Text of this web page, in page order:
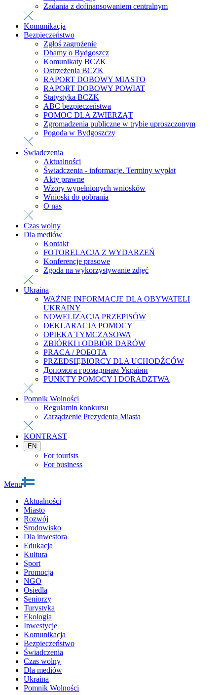
Zadania z dofinansowaniem centralnym
Komunikacja
Bezpieczeństwo
Zgłoś zagrożenie
Dbamy o Bydgoszcz
Komunikaty BCZK
Ostrzeżenia BCZK
RAPORT DOBOWY MIASTO
RAPORT DOBOWY POWIAT
Statystyka BCZK
ABC bezpieczeństwa
POMOC DLA ZWIERZĄT
Zgromadzenia publiczne w trybie uproszczonym
Pogoda w Bydgoszczy
Świadczenia
Aktualności
Świadczenia - informacje. Terminy wypłat
Akty prawne
Wzory wypełnionych wniosków
Wnioski do pobrania
O nas
Czas wolny
Dla mediów
Kontakt
FOTORELACJA Z WYDARZEŃ
Konferencje prasowe
Zgoda na wykorzystywanie zdjęć
Ukraina
WAŻNE INFORMACJE DLA OBYWATELI
UKRAINY
NOWELIZACJA PRZEPISÓW
DEKLARACJA POMOCY
OPIEKA TYMCZASOWA
ZBIÓRKI i ODBIÓR DARÓW
PRACA / РОБОТА
PRZEDSIĘBIORCY DLA UCHODŹCÓW
Допомога громадянам України
PUNKTY POMOCY I DORADZTWA
Pomnik Wolności
Regulamin konkursu
Zarządzenie Prezydenta Miasta
KONTRAST
EN
For tourists
For business
Menu
Aktualności
Miasto
Rozwój
Środowisko
Dla inwestora
Edukacja
Kultura
Sport
Promocja
NGO
Osiedla
Seniorzy
Turystyka
Ekologia
Inwestycje
Komunikacja
Bezpieczeństwo
Świadczenia
Czas wolny
Dla mediów
Ukraina
Pomnik Wolności